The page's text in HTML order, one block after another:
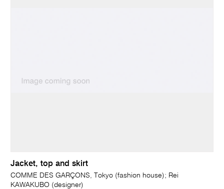
Jacket, top and skirt
COMME DES GARÇONS, Tokyo (fashion house); Rei
KAWAKUBO (designer)